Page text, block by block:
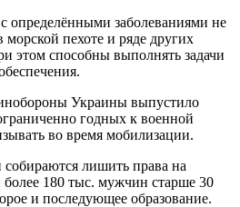
определёнными заболеваниями не
пехоте и ряде других
этом способны выполнять задачи
Украины выпустило
годных к военной
во время мобилизации.
лишить права на
более 180 тыс. мужчин старше 30
и последующее образование.